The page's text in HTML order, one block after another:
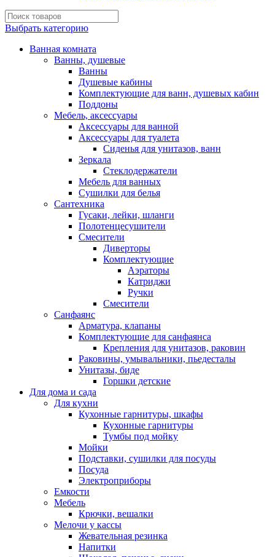
Выбрать категорию
Ванная комната
Ванны, душевые
Ванны
Душевые кабины
Комплектующие для ванн, душевых кабин
Поддоны
Мебель, аксессуары
Аксессуары для ванной
Аксессуары для туалета
Сиденья для унитазов, ванн
Зеркала
Стеклодержатели
Мебель для ванных
Сушилки для белья
Сантехника
Гусаки, лейки, шланги
Полотенцесушители
Смесители
Диверторы
Комплектующие
Аэраторы
Катриджи
Ручки
Смесители
Санфаянс
Арматура, клапаны
Комплектующие для санфаянса
Крепления для унитазов, раковин
Раковины, умывальники, пьедесталы
Унитазы, биде
Горшки детские
Для дома и сада
Для кухни
Кухонные гарнитуры, шкафы
Кухонные гарнитуры
Тумбы под мойку
Мойки
Подставки, сушилки для посуды
Посуда
Электроприборы
Емкости
Мебель
Крючки, вешалки
Мелочи у кассы
Жевательная резинка
Напитки